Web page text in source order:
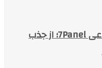
خدمات شبکه‌های اجتماعی 7Panel؛ از جذب